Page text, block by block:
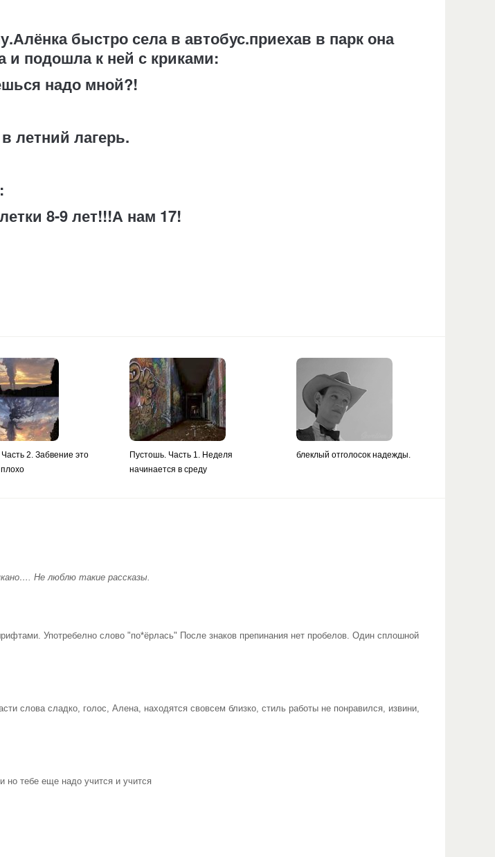
быстро села в автобус.приехав в парк она
подошла к ней с криками:
надо мной?!
летний лагерь.
8-9 лет!!!А нам 17!
2. Забвение это
Пустошь. Часть 1. Неделя
начинается в среду
блеклый отголосок надежды.
Не люблю такие рассказы.
Употребелно слово "по*ёрлась" После знаков препинания нет пробелов. Один сплошной
слова сладко, голос, Алена, находятся свовсем близко, стиль работы не понравился, извини,
тебе еще надо учится и учится